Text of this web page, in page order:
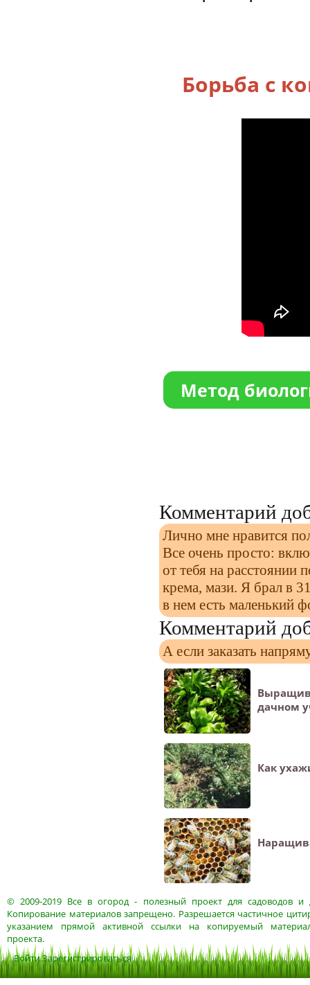
Борьба с
Метод
Комментарий
Лично мне нравится
Все очень просто:
от тебя на расстоянии
крема, мази. Я брал в
в нем есть маленький
Комментарий
А если заказать
дачном
Как
© 2009-2019 Все в огород- полезный проект для садоводов и
Копирование материалов запрещено. Разрешается частичное
указанием прямой активной ссылки на копируемый
проекта.
ВойтиЗарегистрироваться